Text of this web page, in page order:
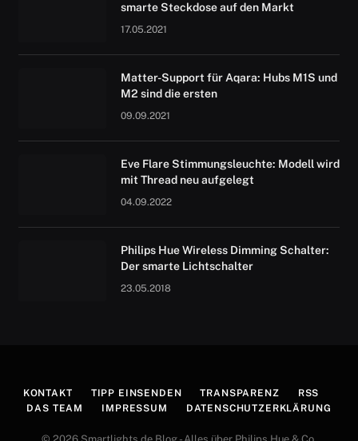
smarte Steckdose auf den Markt
17.05.2021
Matter-Support für Aqara: Hubs M1S und
M2 sind die ersten
09.09.2021
Eve Flare Stimmungsleuchte: Modell wird
mit Thread neu aufgelegt
04.09.2022
Philips Hue Wireless Dimming Schalter:
Der smarte Lichtschalter
23.05.2018
KONTAKT TIPP EINSENDEN TRANSPARENZ
RSS
DAS TEAM
IMPRESSUM DATENSCHUTZERKLÄRUNG